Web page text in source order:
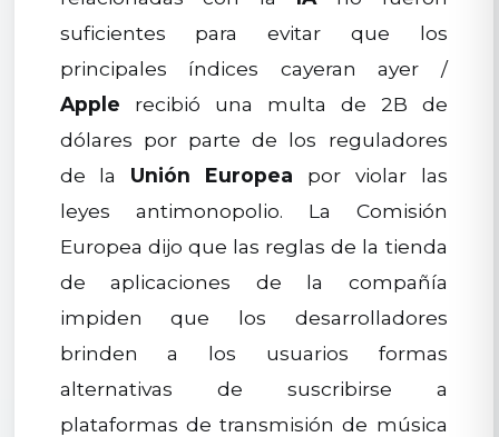
suficientes para evitar que los
principales índices cayeran ayer /
Apple recibió una multa de 2B de
dólares por parte de los reguladores
de la Unión Europea por violar las
leyes antimonopolio. La Comisión
Europea dijo que las reglas de la tienda
de aplicaciones de la compañía
impiden que los desarrolladores
brinden a los usuarios formas
alternativas de suscribirse a
plataformas de transmisión de música